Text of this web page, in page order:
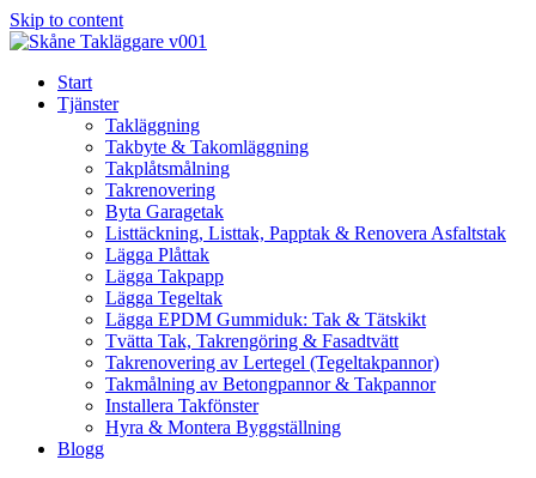
Skip to content
Start
Tjänster
Takläggning
Takbyte & Takomläggning
Takplåtsmålning
Takrenovering
Byta Garagetak
Listtäckning, Listtak, Papptak & Renovera Asfaltstak
Lägga Plåttak
Lägga Takpapp
Lägga Tegeltak
Lägga EPDM Gummiduk: Tak & Tätskikt
Tvätta Tak, Takrengöring & Fasadtvätt
Takrenovering av Lertegel (Tegeltakpannor)
Takmålning av Betongpannor & Takpannor
Installera Takfönster
Hyra & Montera Byggställning
Blogg